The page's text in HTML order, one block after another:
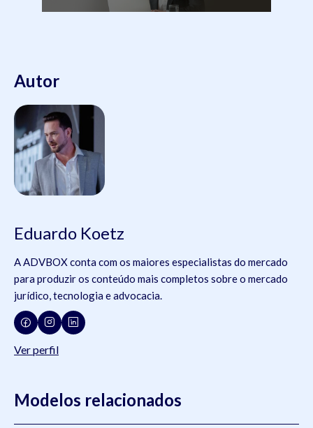
Autor
Eduardo Koetz
A ADVBOX conta com os maiores especialistas do mercado
para produzir os conteúdo mais completos sobre o mercado
jurídico, tecnologia e advocacia.
Ver perfil
Modelos relacionados